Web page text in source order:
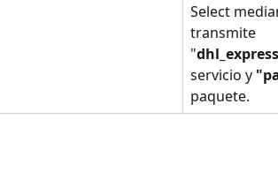
Select
transmite
"
servicio y
paquete.